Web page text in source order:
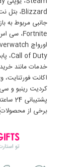
جانبی مربوط به
خدمات مانند
اکانت
کردیت رینبو و
برخی از